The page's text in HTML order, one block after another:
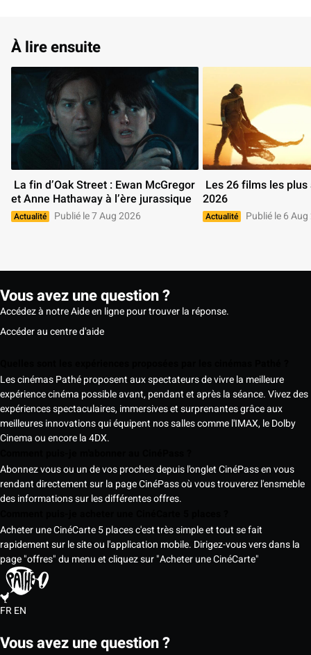
À lire ensuite
et Anne Hathaway à l’ère jurassique
Actualité Publié le 7 Aug 2026
2026
Actualité Publié le 6
Vous avez une question ?
Accédez à notre Aide en ligne pour trouver la réponse.
Accéder au centre d'aide
Les cinémas Pathé proposent aux spectateurs de vivre la meilleure
expérience cinéma possible avant, pendant et après la séance. Vivez des
expériences spectaculaires, immersives et surprenantes grâce aux
meilleures innovations qui équipent nos salles comme l'IMAX, le Dolby
Cinema ou encore la 4DX.
Abonnez vous ou un de vos proches depuis l'onglet CinéPass en vous
rendant directement sur la page CinéPass où vous trouverez l'ensmeble
des informations sur les différentes offres.
Acheter une CinéCarte 5 places c'est très simple et tout se fait
rapidement sur le site ou l'application mobile. Dirigez-vous vers dans la
page "offres" du menu et cliquez sur "Acheter une CinéCarte"
FREN
Vous avez une question ?